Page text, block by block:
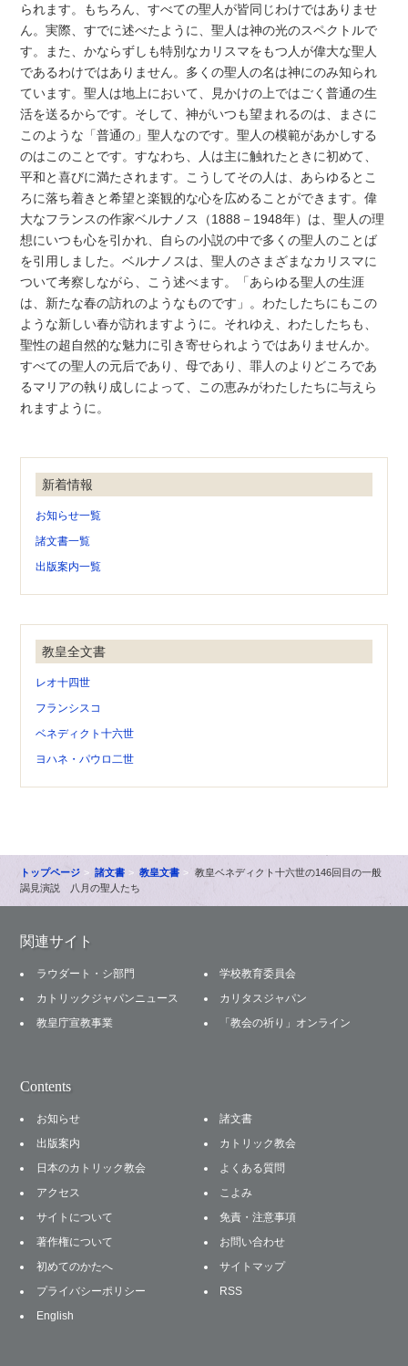
られます。もちろん、すべての聖人が皆同じわけではありませ
ん。実際、すでに述べたように、聖人は神の光のスペクトルで
す。また、かならずしも特別なカリスマをもつ人が偉大な聖人
であるわけではありません。多くの聖人の名は神にのみ知られ
ています。聖人は地上において、見かけの上ではごく普通の生
活を送るからです。そして、神がいつも望まれるのは、まさに
このような「普通の」聖人なのです。聖人の模範があかしする
のはこのことです。すなわち、人は主に触れたときに初めて、
平和と喜びに満たされます。こうしてその人は、あらゆるとこ
ろに落ち着きと希望と楽観的な心を広めることができます。偉
大なフランスの作家ベルナノス（1888－1948年）は、聖人の理
想にいつも心を引かれ、自らの小説の中で多くの聖人のことば
を引用しました。ベルナノスは、聖人のさまざまなカリスマに
ついて考察しながら、こう述べます。「あらゆる聖人の生涯
は、新たな春の訪れのようなものです」。わたしたちにもこの
ような新しい春が訪れますように。それゆえ、わたしたちも、
聖性の超自然的な魅力に引き寄せられようではありませんか。
すべての聖人の元后であり、母であり、罪人のよりどころであ
るマリアの執り成しによって、この恵みがわたしたちに与えら
れますように。
新着情報
お知らせ一覧
諸文書一覧
出版案内一覧
教皇全文書
レオ十四世
フランシスコ
ベネディクト十六世
ヨハネ・パウロ二世
トップページ 諸文書 教皇文書
教皇ベネディクト十六世の146回目の一般
謁見演説 八月の聖人たち
関連サイト
ラウダート・シ部門
学校教育委員会
カトリックジャパンニュース
カリタスジャパン
教皇庁宣教事業
「教会の祈り」オンライン
Contents
お知らせ
諸文書
出版案内
カトリック教会
日本のカトリック教会
よくある質問
アクセス
こよみ
サイトについて
免責・注意事項
著作権について
お問い合わせ
初めてのかたへ
サイトマップ
プライバシーポリシー
RSS
English